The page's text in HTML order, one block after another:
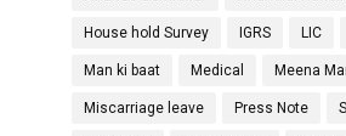
House hold Survey IGRS LIC
Man ki baat Medical Meena
Miscarriage leave Press Note